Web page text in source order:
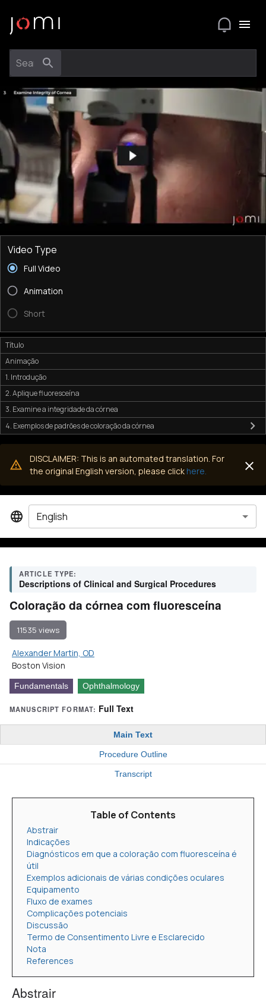
Video Type
Full Video
Animation
Short
Título
Animação
1. Introdução
2. Aplique fluoresceína
3. Examine a integridade da córnea
4. Exemplos de padrões de coloração da córnea
DISCLAIMER: This is an automated translation. For
the original English version, please click here.
ARTICLE TYPE:
Descriptions of Clinical and Surgical Procedures
Coloração da córnea com fluoresceína
11535 views
Alexander Martin, OD
Boston Vision
Fundamentals Ophthalmology
MANUSCRIPT FORMAT: Full Text
Main Text
Procedure Outline
Transcript
Table of Contents
Abstrair
Indicações
Diagnósticos em que a coloração com fluoresceína é
útil
Exemplos adicionais de várias condições oculares
Equipamento
Fluxo de exames
Complicações potenciais
Discussão
Termo de Consentimento Livre e Esclarecido
Nota
References
Abstrair
English